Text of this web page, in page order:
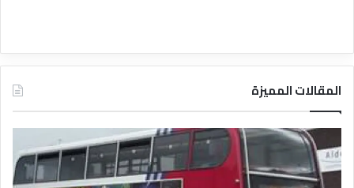
المقالات المميزة
ل
ي